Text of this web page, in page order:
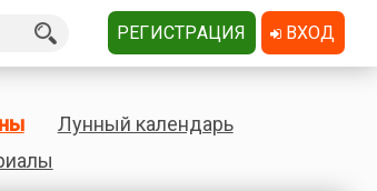
Лунный календарь
РЕГИСТРАЦИЯ ВХОД